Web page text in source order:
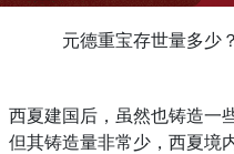
元德重宝存世量多少
西夏建国后，虽然也铸造一
但其铸造量非常少，西夏境